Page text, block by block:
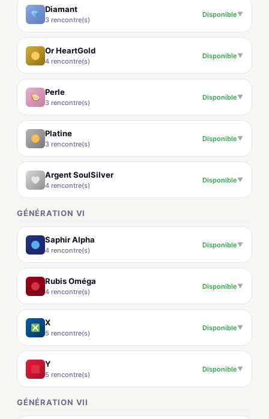
Diamant
3 rencontre(s)
Disponible▼
Or HeartGold
4 rencontre(s)
Disponible▼
Perle
3 rencontre(s)
Disponible▼
Platine
3 rencontre(s)
Disponible▼
Argent SoulSilver
4 rencontre(s)
Disponible▼
GÉNÉRATION VI
Saphir Alpha
4 rencontre(s)
Disponible▼
Rubis Oméga
4 rencontre(s)
Disponible▼
X
5 rencontre(s)
Disponible▼
Y
5 rencontre(s)
Disponible▼
GÉNÉRATION VII